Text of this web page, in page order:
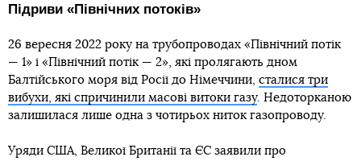
Підриви «Північних потоків»
26 вересня 2022 року на трубопроводах «Північний потік
— 1» і «Північний потік — 2», які пролягають дном
Балтійського моря від Росії до Німеччини, сталися три
вибухи, які спричинили масові витоки газу. Недоторканою
залишилася лише одна з чотирьох ниток газопроводу.
Уряди США, Великої Британії та ЄС заявили про